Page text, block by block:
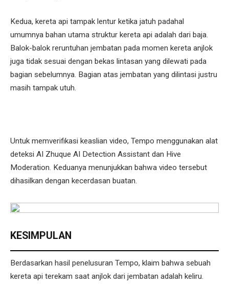
Kedua, kereta api tampak lentur ketika jatuh padahal
umumnya bahan utama struktur kereta api adalah dari baja.
Balok-balok reruntuhan jembatan pada momen kereta anjlok
juga tidak sesuai dengan bekas lintasan yang dilewati pada
bagian sebelumnya. Bagian atas jembatan yang dilintasi justru
masih tampak utuh.
Untuk memverifikasi keaslian video, Tempo menggunakan alat
deteksi AI Zhuque AI Detection Assistant dan Hive
Moderation. Keduanya menunjukkan bahwa video tersebut
dihasilkan dengan kecerdasan buatan.
KESIMPULAN
Berdasarkan hasil penelusuran Tempo, klaim bahwa sebuah
kereta api terekam saat anjlok dari jembatan adalah keliru.